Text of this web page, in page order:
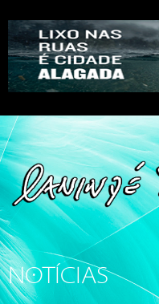
NOTÍCIAS